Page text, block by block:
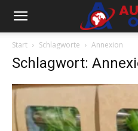
Start Schlagworte Annexion
Schlagwort: